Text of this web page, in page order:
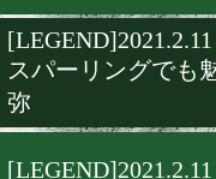
[電話取材